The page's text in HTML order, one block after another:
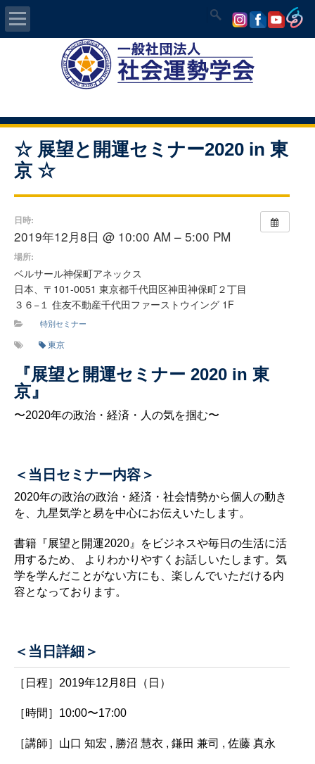
認定講師資格試験
気学/易 セミナー
開運MAPS
☆ 展望と開運セミナー2020 in 東
京 ☆
日時:
2019年12月8日 @ 10:00 AM – 5:00 PM
場所:
ベルサール神保町アネックス
日本、〒101-0051 東京都千代田区神田神保町２丁目
３６−１ 住友不動産千代田ファーストウイング 1F
特別セミナー
東京
『展望と開運セミナー 2020 in 東
京』
〜2020年の政治・経済・人の気を掴む〜
＜当日セミナー内容＞
2020年の政治の政治・経済・社会情勢から個人の動き
を、九星気学と易を中心にお伝えいたします。
書籍『展望と開運2020』をビジネスや毎日の生活に活
用するため、 よりわかりやすくお話しいたします。気
学を学んだことがない方にも、楽しんでいただける内
容となっております。
＜当日詳細＞
［日程］2019年12月8日（日）
［時間］10:00〜17:00
［講師］山口 知宏 , 勝沼 慧衣 , 鎌田 兼司 , 佐藤 真永